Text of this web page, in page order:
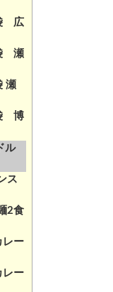
広
瀬
瀬
博
ル
ス
2食
ー
ー